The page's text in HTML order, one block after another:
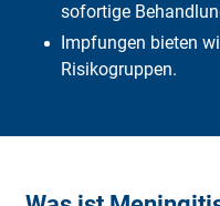
sofortige
Impfungen bieten
Risikogruppen.